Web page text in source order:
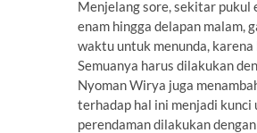
Menjelang sore, sekitar pukul
enam hingga delapan malam,
waktu untuk menunda,
Semuanya harus dilakukan
Nyoman Wirya juga
terhadap hal ini menjadi kunci
perendaman dilakukan